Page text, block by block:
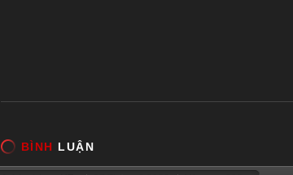
BÌNH LUẬN